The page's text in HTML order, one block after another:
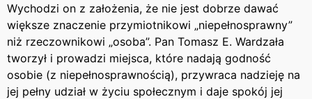
Wychodzi on z założenia, że nie jest dobrze dawać
większe znaczenie przymiotnikowi „niepełnosprawny”
niż rzeczownikowi „osoba”. Pan Tomasz E. Wardzała
tworzył i prowadzi miejsca, które nadają godność
osobie (z niepełnosprawnością), przywraca nadzieję na
jej pełny udział w życiu społecznym i daje spokój jej